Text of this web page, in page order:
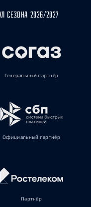
СЕЗОНА 2026/2027
Генеральный партнёр
Официальный партнёр
Партнёр